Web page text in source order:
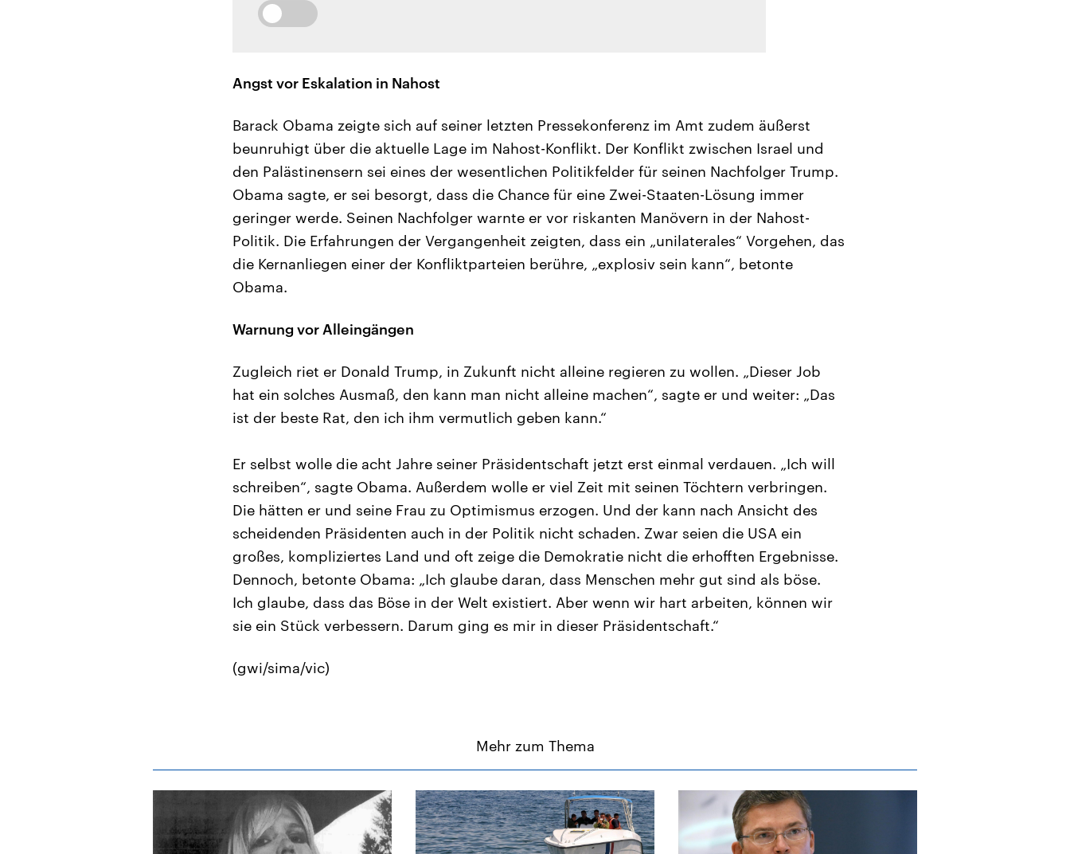
Angst vor Eskalation in Nahost
Barack Obama zeigte sich auf seiner letzten Pressekonferenz im Amt zudem äußerst
beunruhigt über die aktuelle Lage im Nahost-Konflikt. Der Konflikt zwischen Israel und
den Palästinensern sei eines der wesentlichen Politikfelder für seinen Nachfolger Trump.
Obama sagte, er sei besorgt, dass die Chance für eine Zwei-Staaten-Lösung immer
geringer werde. Seinen Nachfolger warnte er vor riskanten Manövern in der Nahost-
Politik. Die Erfahrungen der Vergangenheit zeigten, dass ein „unilaterales“ Vorgehen, das
die Kernanliegen einer der Konfliktparteien berühre, „explosiv sein kann“, betonte
Obama.
Warnung vor Alleingängen
Zugleich riet er Donald Trump, in Zukunft nicht alleine regieren zu wollen. „Dieser Job
hat ein solches Ausmaß, den kann man nicht alleine machen“, sagte er und weiter: „Das
ist der beste Rat, den ich ihm vermutlich geben kann.“
Er selbst wolle die acht Jahre seiner Präsidentschaft jetzt erst einmal verdauen. „Ich will
schreiben“, sagte Obama. Außerdem wolle er viel Zeit mit seinen Töchtern verbringen.
Die hätten er und seine Frau zu Optimismus erzogen. Und der kann nach Ansicht des
scheidenden Präsidenten auch in der Politik nicht schaden. Zwar seien die USA ein
großes, kompliziertes Land und oft zeige die Demokratie nicht die erhofften Ergebnisse.
Dennoch, betonte Obama: „Ich glaube daran, dass Menschen mehr gut sind als böse.
Ich glaube, dass das Böse in der Welt existiert. Aber wenn wir hart arbeiten, können wir
sie ein Stück verbessern. Darum ging es mir in dieser Präsidentschaft.“
(gwi/sima/vic)
Mehr zum Thema